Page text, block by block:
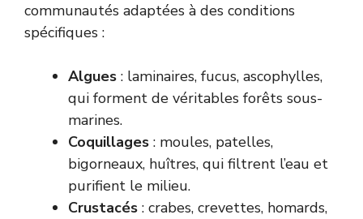
communautés adaptées à des conditions
spécifiques :
Algues : laminaires, fucus, ascophylles,
qui forment de véritables forêts sous-
marines.
Coquillages : moules, patelles,
bigorneaux, huîtres, qui filtrent l’eau et
purifient le milieu.
Crustacés : crabes, crevettes, homards,